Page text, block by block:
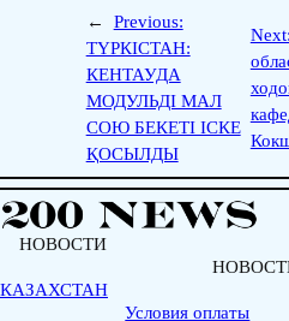
←
Previous:
ТҮРКІСТАН:
КЕНТАУДА
МОДУЛЬДІ МАЛ
СОЮ БЕКЕТІ ІСКЕ
ҚОСЫЛДЫ
Next:
НОВОСТИ
КАЗАХСТАН
Условия оплаты